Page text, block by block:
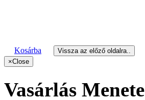
Kosárba
Vissza az előző oldalra..
×Close
Vasárlás Menete